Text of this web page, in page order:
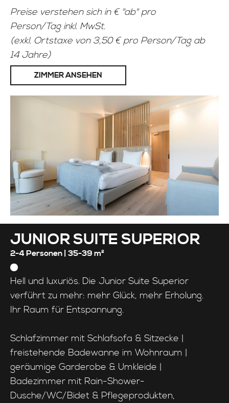
Preise verstehen sich in € "ab" pro
Person/Tag inkl. MwSt.
(exkl. Ortstaxe von 3,50 € pro Person/Tag ab
14 Jahre)
ZIMMER ANSEHEN
JUNIOR SUITE SUPERIOR
2-4 Personen | 35-39 m²
Hell und luxuriös. Die Junior Suite Superior
verführt zu mehr: mehr Glück, mehr Erholung.
Ihr Raum für Entspannung.
Schlafzimmer mit Schlafsofa & Sitzecke |
freistehende Badewanne im Wohnraum |
geräumige Garderobe & Umkleide |
Badezimmer mit Rain-Shower-
Dusche/WC/Bidet & Pflegeprodukten,